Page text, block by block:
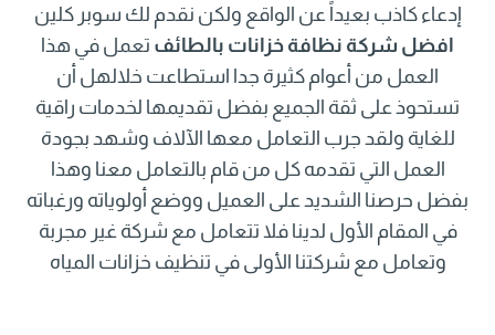
إدعاء كاذب بعيداً عن الواقع ولكن نقدم لك سوبر كلين
افضل شركة نظافة خزانات بالطائف تعمل في هذا
العمل من أعوام كثيرة جدا استطاعت خلالهل أن
تستحوذ على ثقة الجميع بفضل تقديمها لخدمات راقية
للغاية ولقد جرب التعامل معها الآلاف وشهد بجودة
العمل التي تقدمه كل من قام بالتعامل معنا وهذا
بفضل حرصنا الشديد على العميل ووضع أولوياته ورغباته
في المقام الأول لدينا فلا تتعامل مع شركة غير مجربة
وتعامل مع شركتنا الأولى في تنظيف خزانات المياه